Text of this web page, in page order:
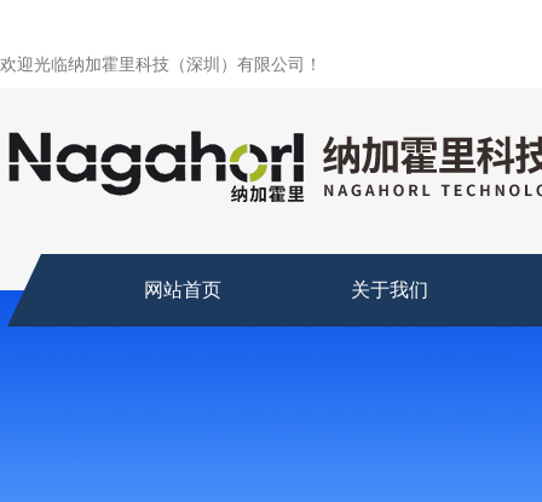
欢迎光临纳加霍里科技（深圳）有限公司！
网站首页 关于我们